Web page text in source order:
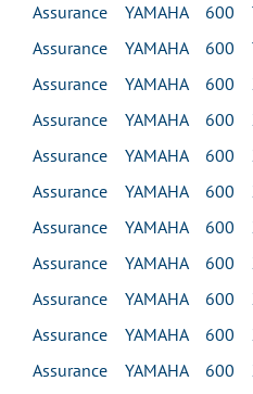
Assurance YAMAHA 600
Assurance YAMAHA 600
Assurance YAMAHA 600
Assurance YAMAHA 600
Assurance YAMAHA 600
Assurance YAMAHA 600
Assurance YAMAHA 600
Assurance YAMAHA 600
Assurance YAMAHA 600
Assurance YAMAHA 600
Assurance YAMAHA 600